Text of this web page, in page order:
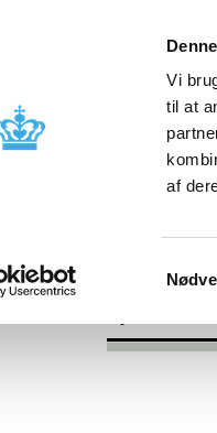
Vi
til at
af
Godkendelse